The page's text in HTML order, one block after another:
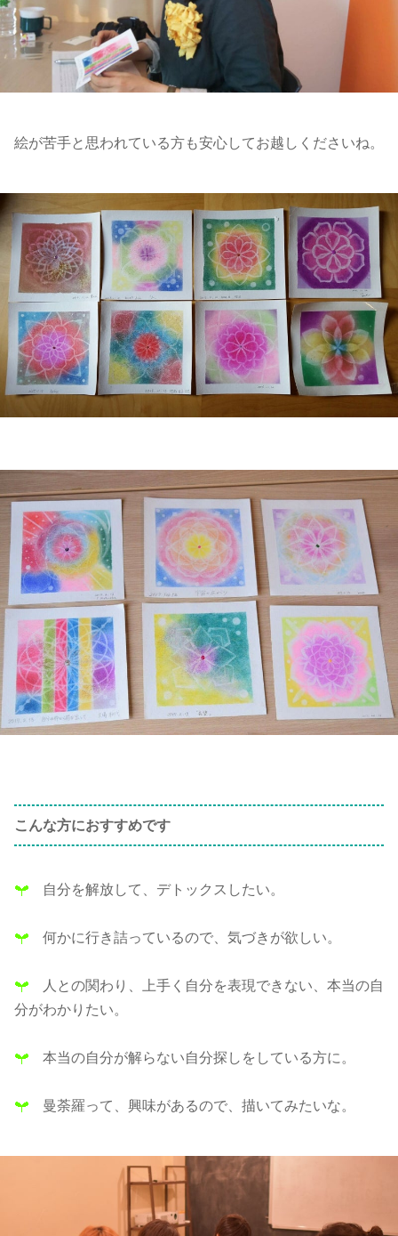
絵が苦手と思われている方も安心してお越しくださいね。
こんな方におすすめです
自分を解放して、デトックスしたい。
何かに行き詰っているので、気づきが欲しい。
人との関わり、上手く自分を表現できない、本当の自
分がわかりたい。
本当の自分が解らない自分探しをしている方に。
曼荼羅って、興味があるので、描いてみたいな。